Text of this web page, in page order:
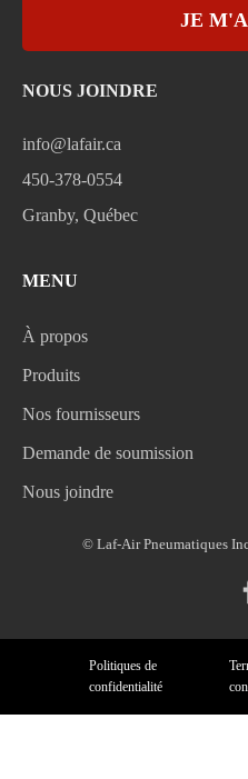
JE
NOUS JOINDRE
info@lafair.ca
450-378-0554
Granby, Québec
MENU
À propos
Produits
Nos fournisseurs
Demande de soumission
Nous joindre
© Laf-Air Pneumatiques
Politiques de
confidentialité